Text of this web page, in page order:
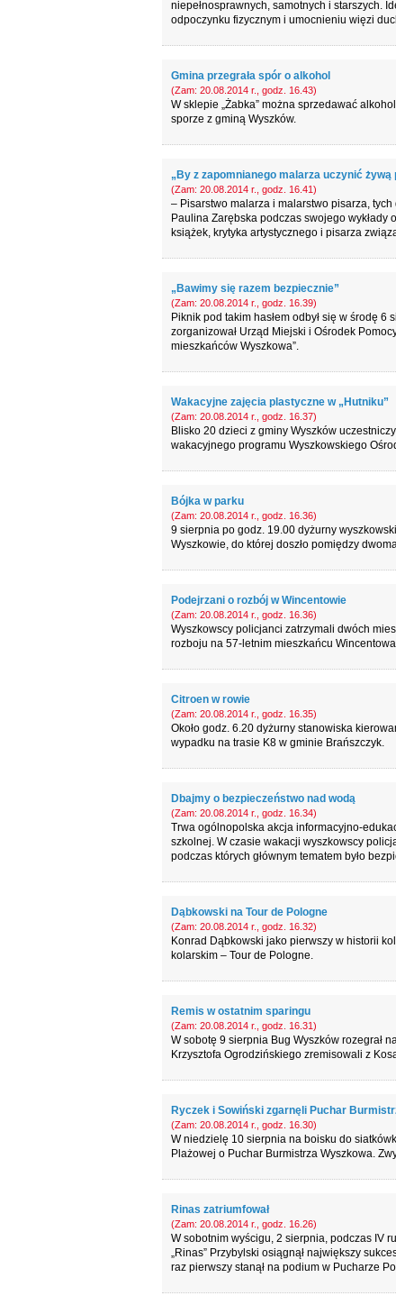
niepełnosprawnych, samotnych i starszych.
odpoczynku fizycznym i umocnieniu więzi
Gmina przegrała spór o alkohol
(Zam: 20.08.2014 r., godz. 16.43)
W sklepie „Żabka” można sprzedawać
sporze z gminą Wyszków.
„By z zapomnianego malarza uczynić żywą
(Zam: 20.08.2014 r., godz. 16.41)
– Pisarstwo malarza i malarstwo pisarza,
Paulina Zarębska podczas swojego
książek, krytyka artystycznego i pisarza
„Bawimy się razem bezpiecznie”
(Zam: 20.08.2014 r., godz. 16.39)
Piknik pod takim hasłem odbył się w środę
zorganizował Urząd Miejski i Ośrodek
mieszkańców Wyszkowa”.
Wakacyjne zajęcia plastyczne w „Hutniku”
(Zam: 20.08.2014 r., godz. 16.37)
Blisko 20 dzieci z gminy Wyszków
wakacyjnego programu Wyszkowskiego
Bójka w parku
(Zam: 20.08.2014 r., godz. 16.36)
9 sierpnia po godz. 19.00 dyżurny
Wyszkowie, do której doszło pomiędzy
Podejrzani o rozbój w Wincentowie
(Zam: 20.08.2014 r., godz. 16.36)
Wyszkowscy policjanci zatrzymali dwóch
rozboju na 57-letnim mieszkańcu
Citroen w rowie
(Zam: 20.08.2014 r., godz. 16.35)
Około godz. 6.20 dyżurny stanowiska
wypadku na trasie K8 w gminie Brańszczyk.
Dbajmy o bezpieczeństwo nad wodą
(Zam: 20.08.2014 r., godz. 16.34)
Trwa ogólnopolska akcja informacyjno-
szkolnej. W czasie wakacji wyszkowscy
podczas których głównym tematem było
Dąbkowski na Tour de Pologne
(Zam: 20.08.2014 r., godz. 16.32)
Konrad Dąbkowski jako pierwszy w historii
kolarskim – Tour de Pologne.
Remis w ostatnim sparingu
(Zam: 20.08.2014 r., godz. 16.31)
W sobotę 9 sierpnia Bug Wyszków rozegrał
Krzysztofa Ogrodzińskiego zremisowali z
Ryczek i Sowiński zgarnęli Puchar
(Zam: 20.08.2014 r., godz. 16.30)
W niedzielę 10 sierpnia na boisku do
Plażowej o Puchar Burmistrza Wyszkowa.
Rinas zatriumfował
(Zam: 20.08.2014 r., godz. 16.26)
W sobotnim wyścigu, 2 sierpnia, podczas IV
„Rinas” Przybylski osiągnął największy
raz pierwszy stanął na podium w Pucharze